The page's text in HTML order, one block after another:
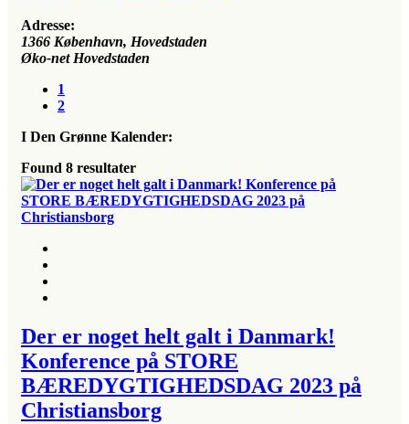
Adresse:
1366 København, Hovedstaden
Øko-net Hovedstaden
1
2
I Den Grønne Kalender:
Found 8 resultater
Der er noget helt galt i Danmark!
Konference på STORE
BÆREDYGTIGHEDSDAG 2023 på
Christiansborg